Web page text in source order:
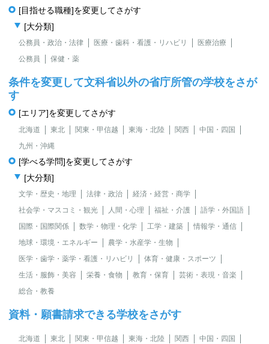
[目指せる職種]を変更してさがす
[大分類]
公務員・政治・法律 医療・歯科・看護・リハビリ
医療治療
公務員
保健・薬
条件を変更して文科省以外の省庁所管の学校をさが
す
[エリア]を変更してさがす
北海道 東北 関東・甲信越 東海・北陸 関西
中国・四国
九州・沖縄
[学べる学問]を変更してさがす
[大分類]
文学・歴史・地理 法律・政治
経済・経営・商学
社会学・マスコミ・観光
人間・心理 福祉・介護
語学・外国語
国際・国際関係
数学・物理・化学 工学・建築
情報学・通信
地球・環境・エネルギー
農学・水産学・生物
医学・歯学・薬学・看護・リハビリ
体育・健康・スポーツ
生活・服飾・美容
栄養・食物 教育・保育
芸術・表現・音楽
総合・教養
資料・願書請求できる学校をさがす
北海道 東北 関東・甲信越 東海・北陸 関西
中国・四国